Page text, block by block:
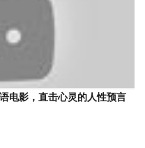
电影，直击心灵的人性预言